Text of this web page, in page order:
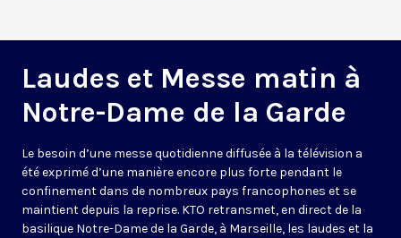
Laudes et Messe matin à
Notre-Dame de la Garde
Le besoin d’une messe quotidienne diffusée à la télévision a
été exprimé d’une manière encore plus forte pendant le
confinement dans de nombreux pays francophones et se
maintient depuis la reprise. KTO retransmet, en direct de la
basilique Notre-Dame de la Garde, à Marseille, les laudes et la